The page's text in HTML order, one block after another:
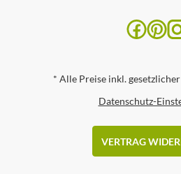
* Alle Preise inkl. gesetzlicher
Datenschutz-
VERTRAG